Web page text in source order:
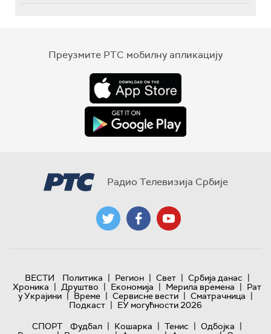
Преузмите РТС мобилну апликацију
Радио Телевизија Србије
ВЕСТИ Политика | Регион | Свет | Србија данас |
Хроника | Друштво | Економија | Мерила времена | Рат
у Украјини | Време | Сервисне вести | Сматрачница |
Подкаст | ЕУ могућности 2026
СПОРТ
Фудбал | Кошарка | Тенис | Одбојка |